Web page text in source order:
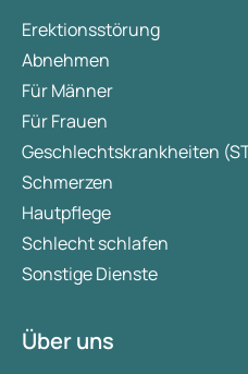
Erektionsstörung
Abnehmen
Für Männer
Für Frauen
Geschlechtskrankheiten
Schmerzen
Hautpflege
Schlecht schlafen
Sonstige Dienste
Über uns